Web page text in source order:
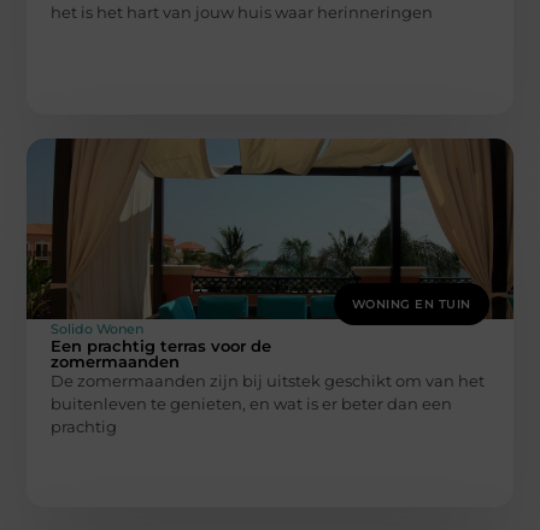
het is het hart van jouw huis waar herinneringen
WONING EN TUIN
Solido Wonen
Een prachtig terras voor de
zomermaanden
De zomermaanden zijn bij uitstek geschikt om van het
buitenleven te genieten, en wat is er beter dan een
prachtig